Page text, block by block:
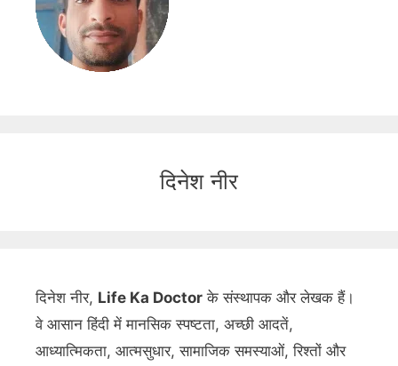
दिनेश नीर
दिनेश नीर, Life Ka Doctor के संस्थापक और लेखक हैं।
वे आसान हिंदी में मानसिक स्पष्टता, अच्छी आदतें,
आध्यात्मिकता, आत्मसुधार, सामाजिक समस्याओं, रिश्तों और